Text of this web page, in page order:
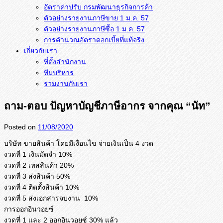
อัตราค่าปรับ กรมพัฒนาธุรกิจการค้า
ตัวอย่างรายงานภาษีขาย 1 ม.ค. 57
การคำนวณอัตราดอกเบี้ยที่แท้จริง
เกี่ยวกับเรา
ที่ตั้งสำนักงาน
ทีมบริหาร
ร่วมงานกับเรา
ถาม-ตอบ ปัญหาบัญชีภาษีอากร จากคุณ “นัท”
Posted on 11/08/2020
บริษัท ขายสินค้า โดยมีเงื่อนไข จ่ายเงินเป็น 4 งวด
งวดที่ 1 เงินมัดจำ 10%
งวดที่ 2 เทสสินค้า 20%
งวดที่ 3 ส่งสินค้า 50%
งวดที่ 4 ติดตั้งสินค้า 10%
งวดที่ 5 ส่งเอกสารจบงาน 10%
การออกอินวอยซ์
งวดที่ 1 และ 2 ออกอินวอยซ์ 30% แล้ว